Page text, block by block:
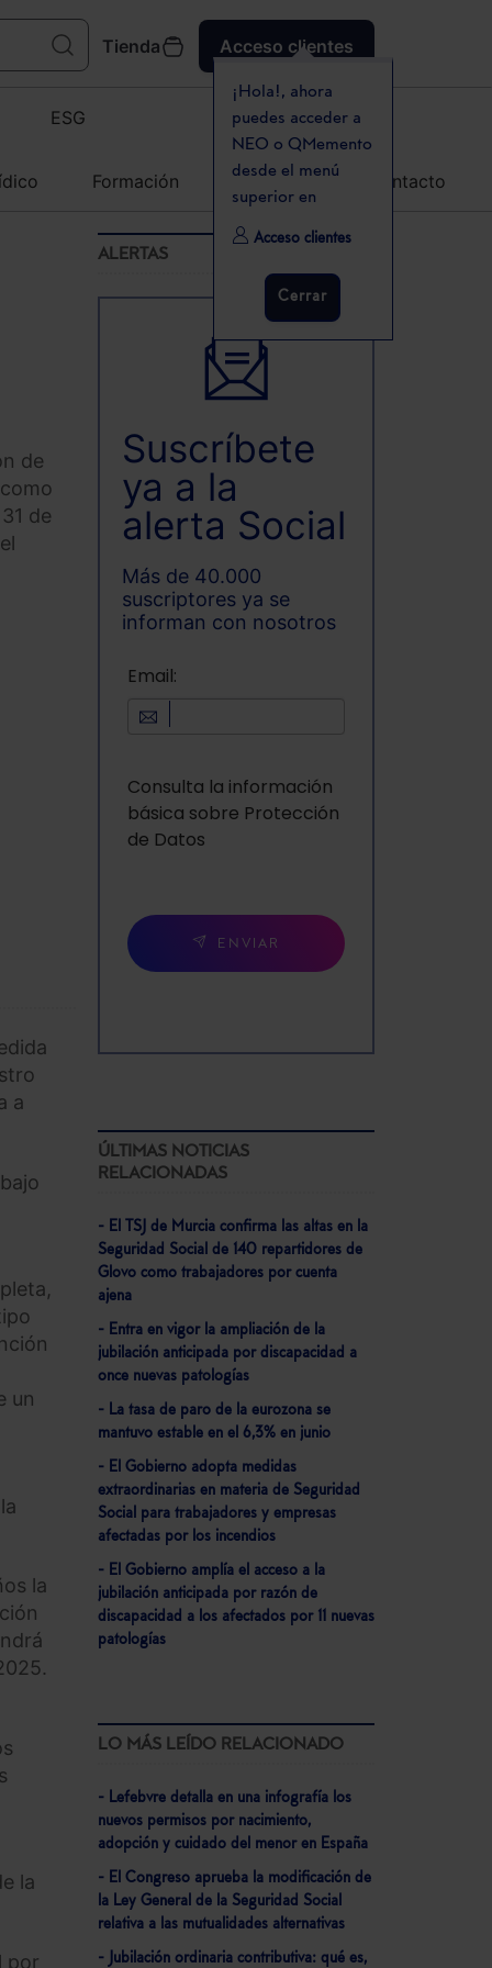
Tienda Acceso clientes
¡Hola!, ahora
puedes acceder a
NEO o QMemento
desde el menú
superior en
Acceso clientes
Cerrar
ESG
Formación Agenda Contacto
de
de
a
un
la
la
por
ALERTAS
Suscríbete
ya a la
alerta Social
Más de 40.000
suscriptores ya se
informan con nosotros
Email:
Consulta la información
básica sobre Protección
de Datos
ENVIAR
ÚLTIMAS NOTICIAS
RELACIONADAS
- El TSJ de Murcia confirma las altas en la
Seguridad Social de 140 repartidores de
Glovo como trabajadores por cuenta
ajena
- Entra en vigor la ampliación de la
jubilación anticipada por discapacidad a
once nuevas patologías
- La tasa de paro de la eurozona se
mantuvo estable en el 6,3% en junio
- El Gobierno adopta medidas
extraordinarias en materia de Seguridad
Social para trabajadores y empresas
afectadas por los incendios
- El Gobierno amplía el acceso a la
jubilación anticipada por razón de
discapacidad a los afectados por 11 nuevas
patologías
LO MÁS LEÍDO RELACIONADO
- Lefebvre detalla en una infografía los
nuevos permisos por nacimiento,
adopción y cuidado del menor en España
- El Congreso aprueba la modificación de
la Ley General de la Seguridad Social
relativa a las mutualidades alternativas
- Jubilación ordinaria contributiva: qué es,